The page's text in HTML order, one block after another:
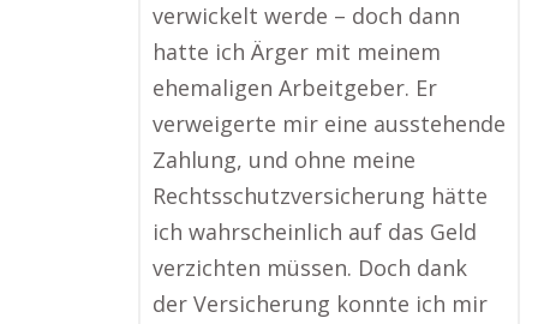
verwickelt werde – doch dann
hatte ich Ärger mit meinem
ehemaligen Arbeitgeber. Er
verweigerte mir eine ausstehende
Zahlung, und ohne meine
Rechtsschutzversicherung hätte
ich wahrscheinlich auf das Geld
verzichten müssen. Doch dank
der Versicherung konnte ich mir